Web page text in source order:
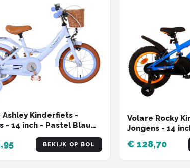
Ashley Kinderfiets -
- 14 inch - Pastel Blauw
Handremmen
BEKIJK OP BOL
Volare Rocky
Jongens - 14
Twee
€ 128,70